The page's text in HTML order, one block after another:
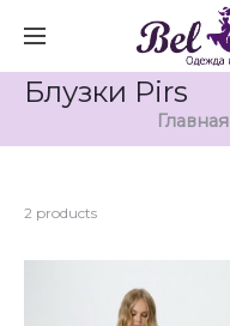
Блузки Pirs
Главная
2 products